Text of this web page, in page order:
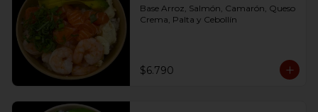
Base Arroz, Salmón, Camarón, Queso
Crema, Palta y Cebollín
$6.790